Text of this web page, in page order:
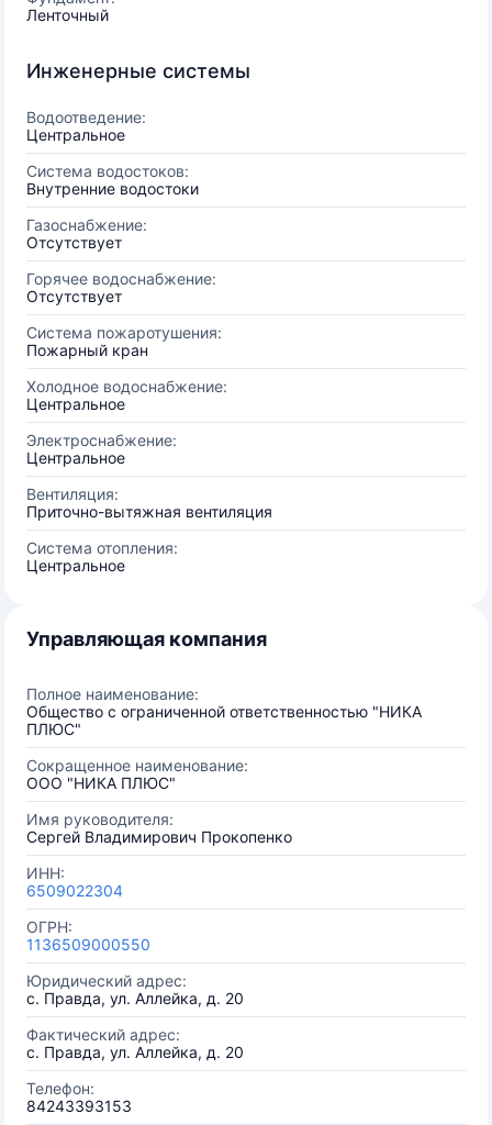
Ленточный
Инженерные системы
Водоотведение:
Центральное
Система водостоков:
Внутренние водостоки
Газоснабжение:
Отсутствует
Горячее водоснабжение:
Отсутствует
Система пожаротушения:
Пожарный кран
Холодное водоснабжение:
Центральное
Электроснабжение:
Центральное
Вентиляция:
Приточно-вытяжная вентиляция
Система отопления:
Центральное
Управляющая компания
Полное наименование:
Общество с ограниченной ответственностью "НИКА
ПЛЮС"
Сокращенное наименование:
ООО "НИКА ПЛЮС"
Имя руководителя:
Сергей Владимирович Прокопенко
ИНН:
6509022304
ОГРН:
1136509000550
Юридический адрес:
с. Правда, ул. Аллейка, д. 20
Фактический адрес:
с. Правда, ул. Аллейка, д. 20
Телефон:
84243393153